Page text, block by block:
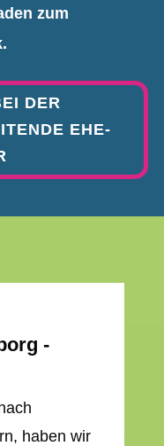
zum
DER
EHE-
-
haben wir